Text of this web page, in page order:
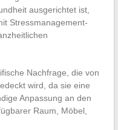
ausgerichtet ist,
Stressmanagement-
Nachfrage, die von
wird, da sie eine
Anpassung an den
Raum, Möbel,